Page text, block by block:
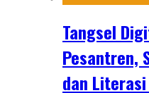
Tangsel
Pesantren,
dan